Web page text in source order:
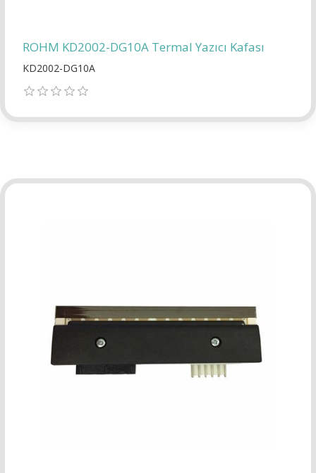
ROHM KD2002-DG10A Termal Yazıcı Kafası
KD2002-DG10A